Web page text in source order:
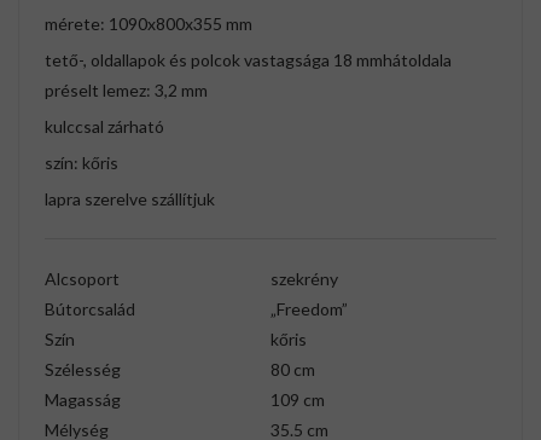
mérete: 1090x800x355 mm
tető-, oldallapok és polcok vastagsága 18 mmhátoldala
préselt lemez: 3,2 mm
kulccsal zárható
szín: kőris
lapra szerelve szállítjuk
Alcsoport
szekrény
Bútorcsalád
„Freedom”
Szín
kőris
Szélesség
80 cm
Magasság
109 cm
Mélység
35.5 cm